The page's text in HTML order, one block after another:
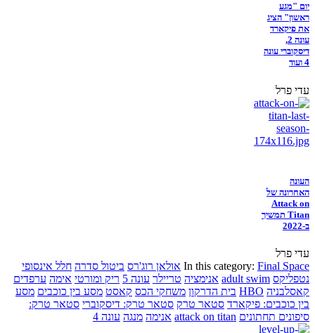
יום "מגע
ראשון" הציג
את פיקארד
עונה 2,
דיסקוברי עונה
4 ועוד
עדי פרל
העונה
האחרונה של
Attack on
Titan תמשיך
ב-2022
עדי פרל
In this category: Final Space אולאן רוג'רס ביטול סדרה חלל אינסופי
נטפליקס adult swim אנימציה טריילר עונה 5 ריק ומורטי אימה ערפדים
קאסלבניה HBO בית הדרקון משחקי הכס קאסט מסע בין כוכבים מסע
בין כוכבים: פיקארד סטאר טרק סטאר טרק: דיסקוברי סטאר טרק:
סיפונים תחתונים attack on titan אנימה מנגה עונה 4